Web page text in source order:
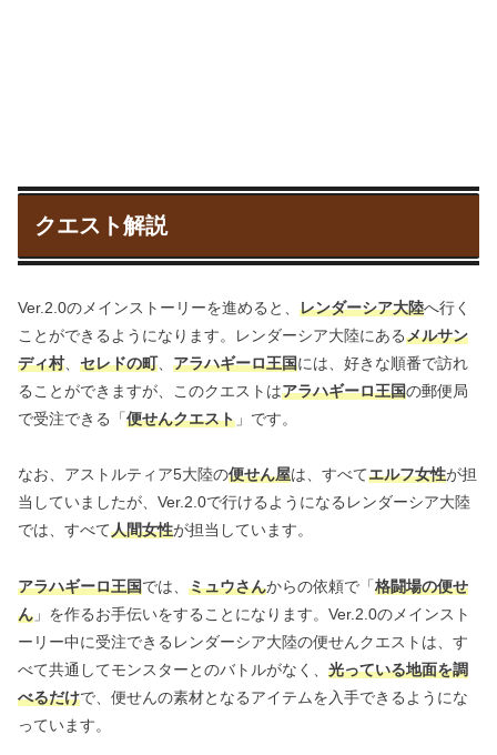
クエスト解説
Ver.2.0のメインストーリーを進めると、 レンダーシア大陸へ行く
ことができるようになります。レンダーシア大陸にあるメルサン
ディ村、 セレドの町、 アラハギーロ王国には、好きな順番で訪れ
ることができますが、このクエストはアラハギーロ王国の郵便局
で受注できる「便せんクエスト 」です。
なお、アストルティア5大陸の便せん屋は、すべてエルフ女性が担
当していましたが、Ver.2.0で行けるようになるレンダーシア大陸
では、すべて人間女性が担当しています。
アラハギーロ王国では、 ミュウさんからの依頼で「格闘場の便せ
ん 」を作るお手伝いをすることになります。Ver.2.0のメインスト
ーリー中に受注できるレンダーシア大陸の便せんクエストは、す
べて共通してモンスターとのバトルがなく、 光っている地面を調
べるだけで、便せんの素材となるアイテムを入手できるようにな
っています。